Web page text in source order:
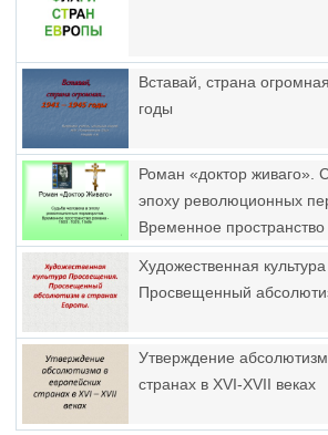
Вставай, страна
годы
Роман «доктор живаго».
эпоху революционных
Временное
Художественная
Просвещенный
Утверждение
странах в XVI-XVII веках